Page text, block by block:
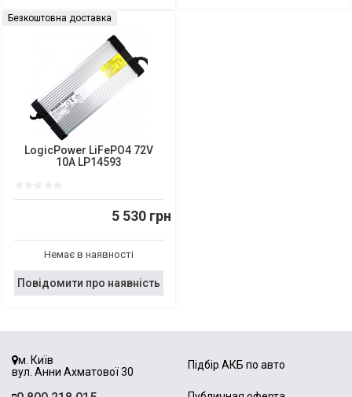
Безкоштовна доставка
LogicPower LiFePO4 72V
10A LP14593
5 530 грн
Немає в наявності
Повідомити про наявність
м. Київ
вул. Анни Ахматової 30
Підбір АКБ по авто